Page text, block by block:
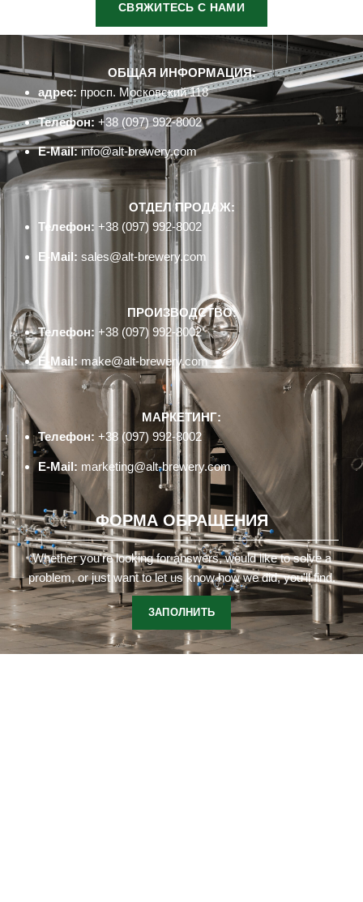
СВЯЖИТЕСЬ С НАМИ
ОБЩАЯ ИНФОРМАЦИЯ:
адрес: просп. Московский 118
Телефон: +38 (097) 992-8002
E-Mail:info@alt-brewery.com
ОТДЕЛ ПРОДАЖ:
Телефон: +38 (097) 992-8002
E-Mail: sales@alt-brewery.com
ПРОИЗВОДСТВО:
Телефон: +38 (097) 992-8002
E-Mail: make@alt-brewery.com
МАРКЕТИНГ:
Телефон: +38 (097) 992-8002
E-Mail: marketing@alt-brewery.com
ФОРМА ОБРАЩЕНИЯ
Whether you're looking for answers, would like to solve a
problem, or just want to let us know how we did, you'll find.
ЗАПОЛНИТЬ